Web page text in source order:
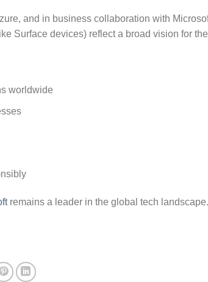
and in business collaboration with
Surface devices) reflect a broad vision for
worldwide
remains a leader in the global tech landscape.